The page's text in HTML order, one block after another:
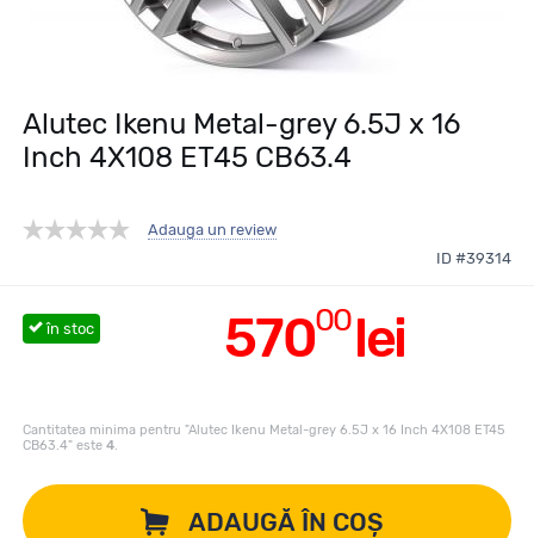
Alutec Ikenu Metal-grey 6.5J x 16
Inch 4X108 ET45 CB63.4
Adauga un review
ID #39314
57000lei
în stoc
Cantitatea minima pentru "Alutec Ikenu Metal-grey 6.5J x 16 Inch 4X108 ET45
CB63.4" este 4.
ADAUGĂ ÎN COȘ